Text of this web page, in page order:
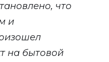
что
и
на бытовой